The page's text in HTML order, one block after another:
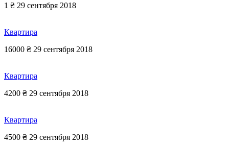
1 ₴ 29 сентября 2018
Квартира
16000 ₴ 29 сентября 2018
Квартира
4200 ₴ 29 сентября 2018
Квартира
4500 ₴ 29 сентября 2018